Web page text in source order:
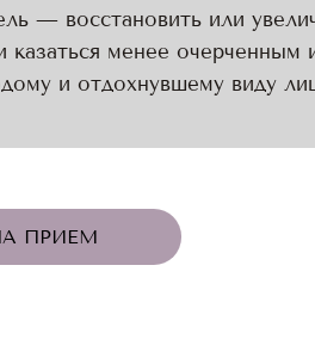
— восстановить или
менее очерченным
и отдохнувшему виду
ПРИЕМ